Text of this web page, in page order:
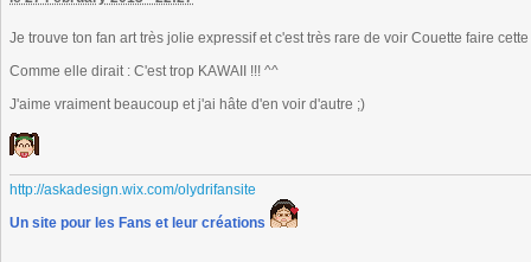
Je trouve ton fan art très jolie expressif et c'est très rare de voir Couette faire
Comme elle dirait : C'est trop KAWAII !!! ^^
J'aime vraiment beaucoup et j'ai hâte d'en voir d'autre ;)
http://askadesign.wix.com/olydrifansite
Un site pour les Fans et leur créations